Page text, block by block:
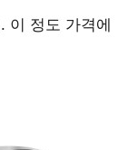
이 정도 가격에